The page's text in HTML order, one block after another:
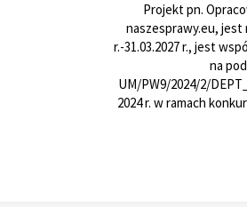
Projekt pn.
naszesprawy.eu, jest
r.-31.03.2027 r., jest
na
UM/PW9/2024/2/
2024 r. w ramach